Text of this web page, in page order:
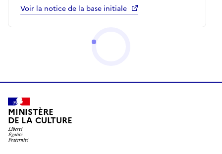
Voir la notice de la base initiale
MINISTÈRE
DE LA CULTURE